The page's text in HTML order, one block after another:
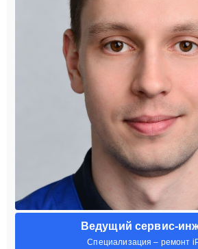
Ведущий сервис-
Специализация – ремонт